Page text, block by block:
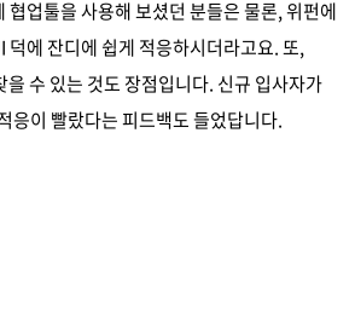
업툴을 사용해 보셨던 분들은 물론, 위펀에
에 잔디에 쉽게 적응하시더라고요. 또,
수 있는 것도 장점입니다. 신규 입사자가
응이 빨랐다는 피드백도 들었답니다.